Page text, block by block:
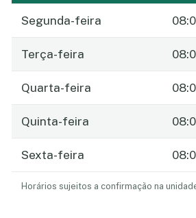
Segunda-feira
Terça-feira
Quarta-feira
Quinta-feira
Sexta-feira
Horários sujeitos a confirmação na